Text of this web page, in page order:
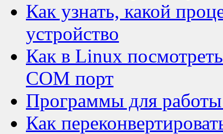
Как узнать, какой
устройство
Как в Linux
COM порт
Программы для
Как